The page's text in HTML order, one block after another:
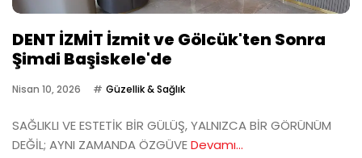
DENT İZMİT İzmit ve Gölcük'ten Sonra
Şimdi Başiskele'de
Nisan 10, 2026 Güzellik & Sağlık
SAĞLIKLI VE ESTETİK BİR GÜLÜŞ, YALNIZCA BİR GÖRÜNÜM
DEĞİL; AYNI ZAMANDA ÖZGÜVEDevamı...